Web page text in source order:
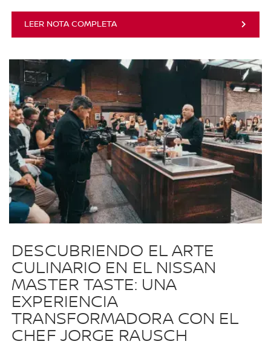
LEER NOTA COMPLETA
DESCUBRIENDO EL ARTE
CULINARIO EN EL NISSAN
MASTER TASTE: UNA
EXPERIENCIA
TRANSFORMADORA CON EL
CHEF JORGE RAUSCH